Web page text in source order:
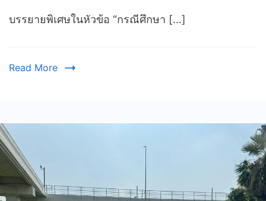
บรรยายพิเศษในหัวข้อ “กรณีศึกษา […]
Read More